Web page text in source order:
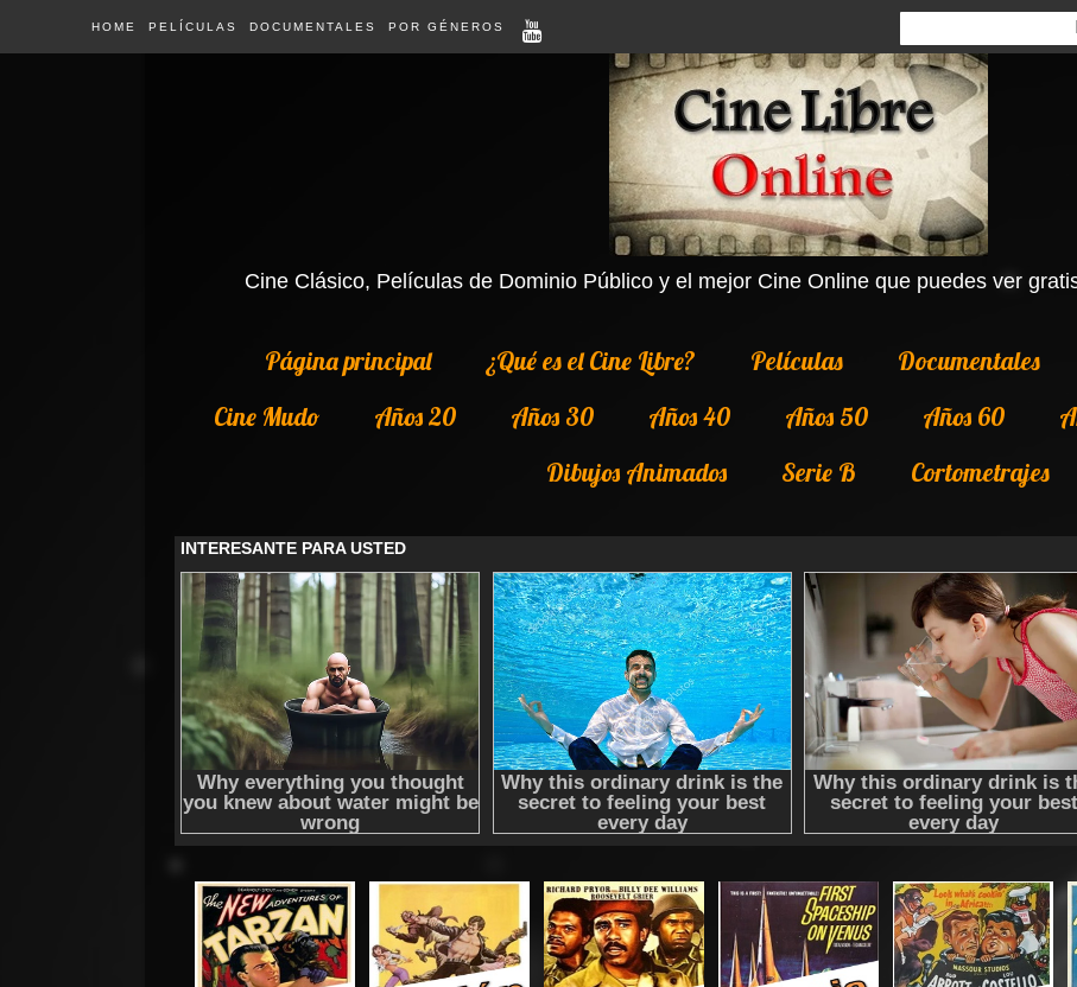
HOME PELÍCULAS DOCUMENTALES POR GÉNEROS
Cine Clásico, Películas de Dominio Público y el mejor Cine Online que puedes ver
Página principal ¿Qué es el Cine Libre? Películas Documentales
Cine Mudo
Años 20 Años 30 Años 40 Años 50 Años 60
Dibujos Animados
Serie B Cortometrajes